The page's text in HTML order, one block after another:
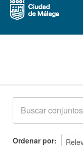
Ordenar por